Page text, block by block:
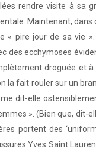
rendre visite à sa
Maintenant, dans
« pire jour de sa vie
des ecchymoses
droguée et
la fait rouler sur un
dit-elle
». (Bien que, dit-
portent des
Yves Saint